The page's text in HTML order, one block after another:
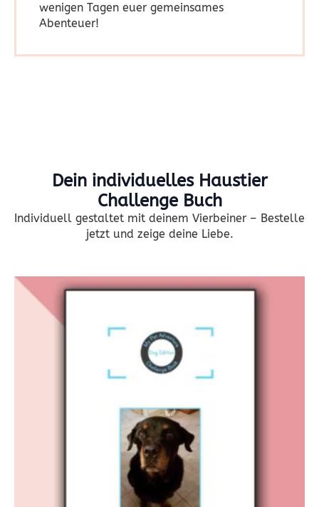
wenigen Tagen euer gemeinsames
Abenteuer!
Dein individuelles Haustier
Challenge Buch
Individuell gestaltet mit deinem Vierbeiner – Bestelle
jetzt und zeige deine Liebe.